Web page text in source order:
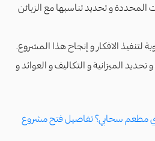
المحددة و تحديد تناسبها مع الزبائن
لتنفيذ الافكار و إنجاح هذا المشروع.
الميزانية و التكاليف و العوائد و
مطعم سحابي؟ تفاصيل فتح مشروع